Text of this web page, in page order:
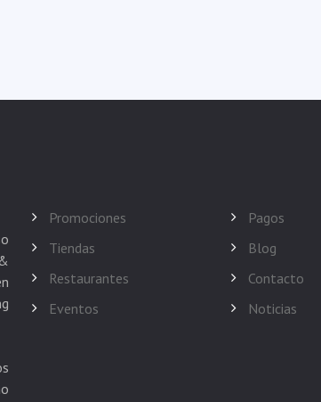
Promociones
Tiendas
Restaurantes
Eventos
Pagos
Blog
Contacto
Noticias